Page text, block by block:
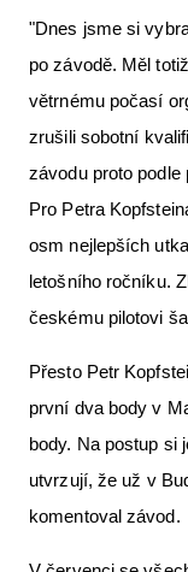
"Dnes jsme si
po závodě. Měl
větrnému počasí
zrušili sobotní
závodu proto
Pro Petra
osm nejlepších
letošního ročníku.
českému pilotovi
Přesto Petr
první dva body v
body. Na postup si
utvrzují, že už v
komentoval závod.